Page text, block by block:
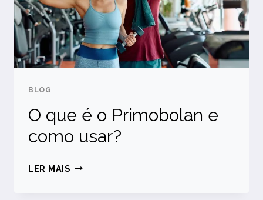
USAR
BLOG
O que é o Primobolan e
como usar?
LER MAISO